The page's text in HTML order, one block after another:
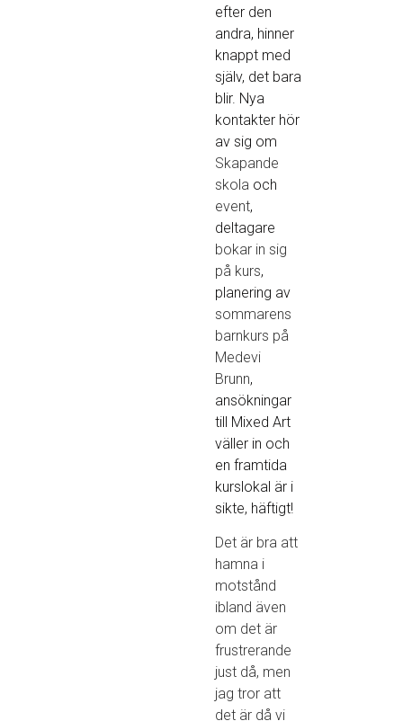
efter den
andra, hinner
knappt med
själv, det bara
blir. Nya
kontakter hör
av sig om
Skapande
skola och
event,
deltagare
bokar in sig
på kurs,
planering av
sommarens
barnkurs på
Medevi
Brunn,
ansökningar
till Mixed Art
väller in och
en framtida
kurslokal är i
sikte, häftigt!
Det är bra att
hamna i
motstånd
ibland även
om det är
frustrerande
just då, men
jag tror att
det är då vi